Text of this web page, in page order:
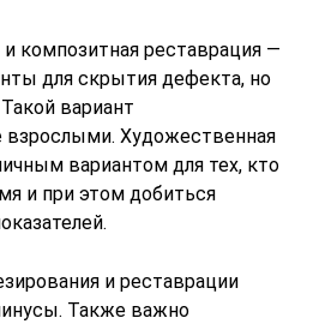
композитная реставрация —
для скрытия дефекта, но
вариант
взрослыми. Художественная
вариантом для тех, кто
и при этом добиться
и реставрации
Также важно